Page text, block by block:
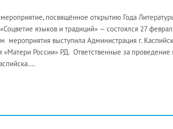
посвящённое открытию Года
языков и традиций» — состоялся 27
мероприятия выступила Администрация г.
«Матери России» РД. Ответственные за